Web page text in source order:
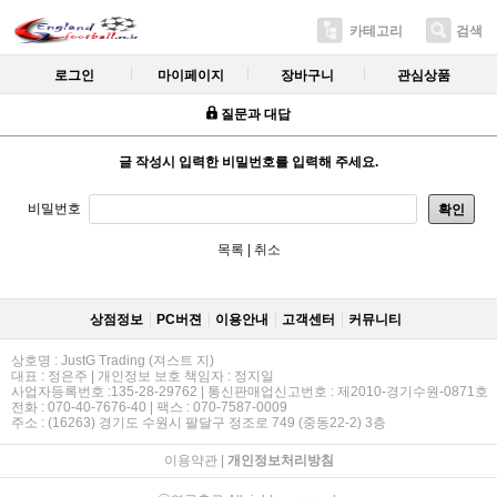
카테고리 검색
로그인 마이페이지 장바구니 관심상품
질문과 대답
글 작성시 입력한 비밀번호를 입력해 주세요.
비밀번호 확인
목록 취소
상점정보 PC버젼 이용안내 고객센터 커뮤니티
상호명 : JustG Trading (져스트 지)
대표 : 정은주 | 개인정보 보호 책임자 : 정지일
사업자등록번호 :135-28-29762 | 통신판매업신고번호 : 제2010-경기수원-0871호
전화 : 070-40-7676-40 | 팩스 : 070-7587-0009
주소 : (16263) 경기도 수원시 팔달구 정조로 749 (중동22-2) 3층
이용약관| 개인정보처리방침